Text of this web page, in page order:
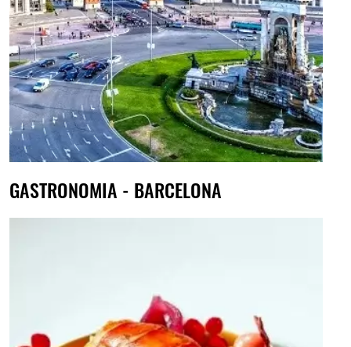
GASTRONOMIA - BARCELONA